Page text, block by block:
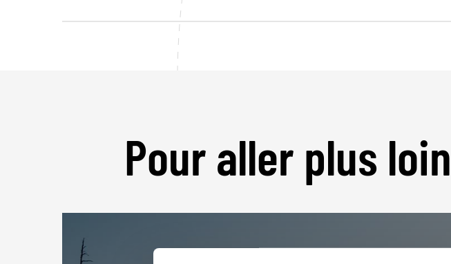
Pour aller plus loin